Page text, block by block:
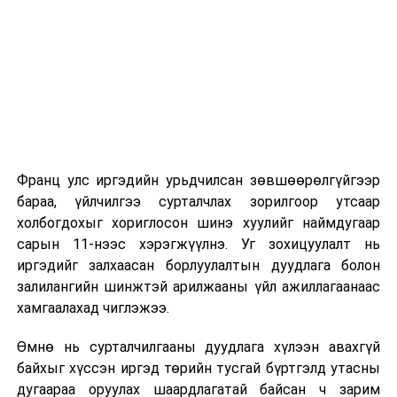
2026 оны 9 дүгээр сарын 13-наас оюутнуудыг
дотуур байранд оруулж эхэлнэ.
Сургууль, цэцэрлэгийн үйл ажиллагааны
зохицуулалт
2026 оны 8 дугаар сарын 17–28-ны өдрүүдэд
байранд элсэлт, бүртгэл болон бусад аливаа
арга хэмжээ зохион байгуулахгүй болно.
Франц улс иргэдийн урьдчилсан зөвшөөрөлгүйгээр
бараа, үйлчилгээ сурталчлах зорилгоор утсаар
холбогдохыг хориглосон шинэ хуулийг наймдугаар
сарын 11-нээс хэрэгжүүлнэ. Уг зохицуулалт нь
иргэдийг залхаасан борлуулалтын дуудлага болон
залилангийн шинжтэй арилжааны үйл ажиллагаанаас
хамгаалахад чиглэжээ.
Өмнө нь сурталчилгааны дуудлага хүлээн авахгүй
байхыг хүссэн иргэд төрийн тусгай бүртгэлд утасны
дугаараа оруулах шаардлагатай байсан ч зарим